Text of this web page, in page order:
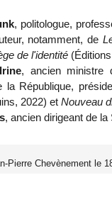
, politologue,
notamment, de
de l'identité
, ancien ministre
la République,
2022) et Nouveau
, ancien dirigeant de
Pierre Chevènement le